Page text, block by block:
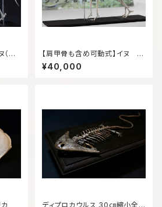
Ca
小
【肩甲骨も含め可動式】イヌ 3
00ｍｍ（大きめサイズ・簡単取
り外し）
¥40,000
ディプロカウルス 30㎝縮小全